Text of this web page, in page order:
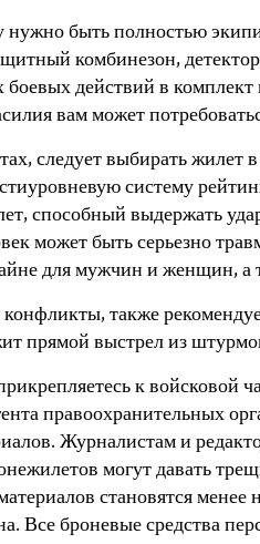
быть полностью
комбинезон,
действий в
вам может
следует выбирать жилет
систему
способный выдержать
может быть серьезно
для мужчин и женщин,
также
прямой выстрел из
к
правоохранительных
Журналистам и
могут давать
становятся
Все броневые средства